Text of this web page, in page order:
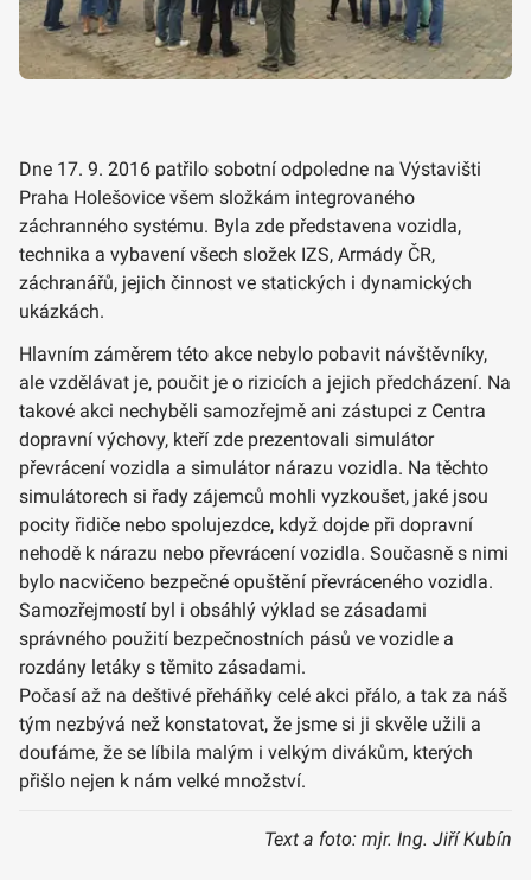
Dne 17. 9. 2016 patřilo sobotní odpoledne na Výstavišti
Praha Holešovice všem složkám integrovaného
záchranného systému. Byla zde představena vozidla,
technika a vybavení všech složek IZS, Armády ČR,
záchranářů, jejich činnost ve statických i dynamických
ukázkách.
Hlavním záměrem této akce nebylo pobavit návštěvníky,
ale vzdělávat je, poučit je o rizicích a jejich předcházení. Na
takové akci nechyběli samozřejmě ani zástupci z Centra
dopravní výchovy, kteří zde prezentovali simulátor
převrácení vozidla a simulátor nárazu vozidla. Na těchto
simulátorech si řady zájemců mohli vyzkoušet, jaké jsou
pocity řidiče nebo spolujezdce, když dojde při dopravní
nehodě k nárazu nebo převrácení vozidla. Současně s nimi
bylo nacvičeno bezpečné opuštění převráceného vozidla.
Samozřejmostí byl i obsáhlý výklad se zásadami
správného použití bezpečnostních pásů ve vozidle a
rozdány letáky s těmito zásadami.
Počasí až na deštivé přeháňky celé akci přálo, a tak za náš
tým nezbývá než konstatovat, že jsme si ji skvěle užili a
doufáme, že se líbila malým i velkým divákům, kterých
přišlo nejen k nám velké množství.
Text a foto: mjr. Ing. Jiří Kubín